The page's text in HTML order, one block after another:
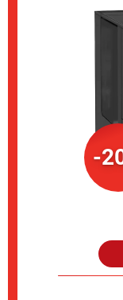
-